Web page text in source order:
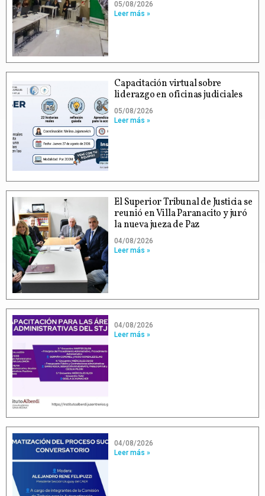
05/08/2026
Leer más »
Capacitación virtual sobre
liderazgo en oficinas judiciales
05/08/2026
Leer más »
El Superior Tribunal de Justicia se
reunió en Villa Paranacito y juró
la nueva jueza de Paz
04/08/2026
Leer más »
04/08/2026
Leer más »
04/08/2026
Leer más »